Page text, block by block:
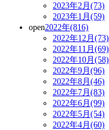
2023年2月(73)
2023年1月(59)
open2022年(816)
2022年12月(73)
2022年11月(69)
2022年10月(58)
2022年9月(96)
2022年8月(46)
2022年7月(83)
2022年6月(99)
2022年5月(54)
2022年4月(60)